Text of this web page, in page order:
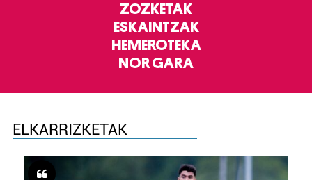
ZOZKETAK
ESKAINTZAK
HEMEROTEKA
NOR GARA
ELKARRIZKETAK